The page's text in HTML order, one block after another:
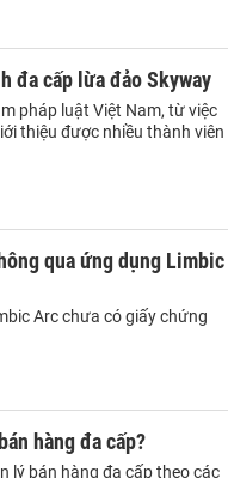
đa cấp lừa đảo Skyway
pháp luật Việt Nam, từ việc
thiệu được nhiều thành viên
qua ứng dụng Limbic
Arc chưa có giấy chứng
hàng đa cấp?
lý bán hàng đa cấp theo các